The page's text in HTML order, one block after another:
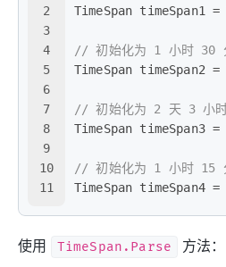
2
3
4
5
6
7
8
9
10
11
TimeSpan timeSpan1 =
// 初始化为 1 小时 30
TimeSpan timeSpan2 =
// 初始化为 2 天 3 小
TimeSpan timeSpan3 =
// 初始化为 1 小时 15
TimeSpan timeSpan4 =
使用 TimeSpan.Parse 方法：